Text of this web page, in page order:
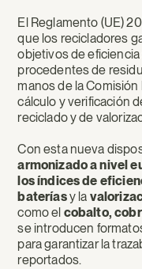
El Reglamento (UE)
que los recicladores
objetivos de
procedentes de
manos de la
cálculo y verificación
reciclado y de
Con esta nueva
armonizado a nivel
los índices de
bateríasy la
como el cobalto,
se introducen
para garantizar la
reportados.